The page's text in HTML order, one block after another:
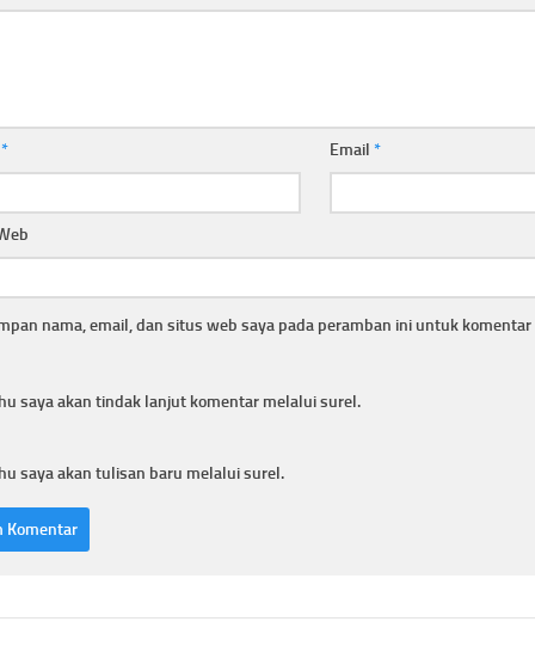
* Email*
nama, email, dan situs web saya pada peramban ini untuk
saya akan tindak lanjut komentar melalui surel.
saya akan tulisan baru melalui surel.